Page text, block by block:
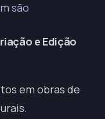
são
e Edição
em obras de